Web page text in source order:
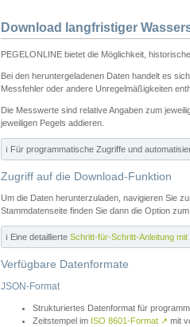
Download langfristiger
PEGELONLINE bietet die Möglichkeit,
Bei den heruntergeladenen Daten handelt es
Messfehler oder andere Unregelmäßigkeiten
Die Messwerte sind relative Angaben zum
jeweiligen Pegels addieren.
ℹ️ Für programmatische Zugriffe und
Zugriff auf die Download-Funktion
Um die Daten herunterzuladen, navigieren Sie
Stammdatenseite finden Sie dann die Option
ℹ️ Eine detaillierte Schritt-für-Schritt-Anleitung
Verfügbare Datenformate
JSON-Format
Strukturiertes Datenformat für
Zeitstempel im ISO 8601-Format ↗ mit